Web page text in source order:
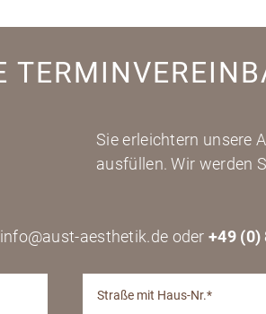
Sie erleichtern unsere
ausfüllen. Wir werden
aesthetik.de oder+49 (0)